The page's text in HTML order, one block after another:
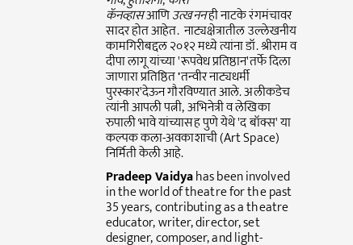
कॅनव्हासआणिउत्खननही नाटके रंगमंचावर
सादर होत आहेत. नाट्यक्षेत्रातील उल्लेखनीय
कामगिरीबद्दल २०१२ मध्ये त्यांना डॉ. श्रीराम व
दीपा लागू यांच्या​'रूपवेध प्रतिष्ठान​'तर्फे दिला
जाणारा प्रतिष्ठित'तन्वीर नाट्यधर्मी
पुरस्कार'देऊन गौरविण्यात आले. अलीकडेच
त्यांनी आपली पत्नी, अभिनेत्री व लेखिका
रुपाली भावे यांच्यासह पुणे येथे'द बॉक्स'या
कल्पक कला-अवकाशाची (Art Space)
निर्मिती केली आहे.
Pradeep Vaidyahas been involved
in the world of theatre for the past
35 years, contributing as a theatre
educator, writer, director, set
designer, composer, and light-